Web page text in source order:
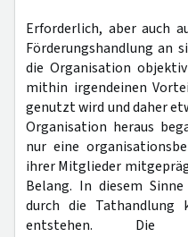
Erforderlich, aber auch
Förderungshandlung an
die Organisation
mithin irgendeinen
genutzt wird und daher
Organisation heraus
nur eine
ihrer Mitglieder
Belang. In diesem
durch die Tathandlung
entstehen. Die